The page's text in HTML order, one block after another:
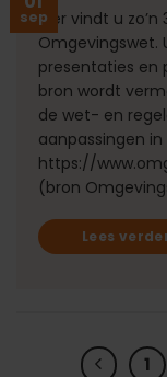
sepHier vindt u
Omgevingswet.
presentaties en
bron wordt
de wet- en
aanpassingen
https://
(bron
Lees
1